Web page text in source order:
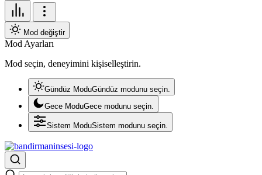
Mod değiştir
Mod Ayarları
Mod seçin, deneyimini kişiselleştirin.
Gündüz ModuGündüz modunu seçin.
Gece ModuGece modunu seçin.
Sistem ModuSistem modunu seçin.